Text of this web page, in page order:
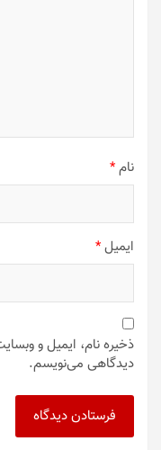
نام*
ایمیل*
ذخیره نام، ایمیل و
دیدگاهی می‌نویسم.